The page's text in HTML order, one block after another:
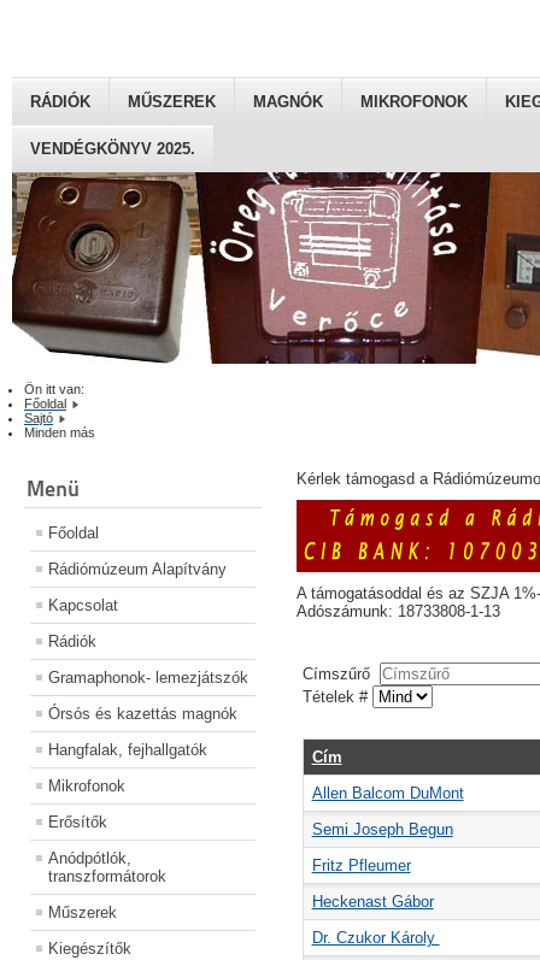
RÁDIÓK MŰSZEREK MAGNÓK MIKROFONOK
VENDÉGKÖNYV 2025.
Ön itt van:
Főoldal
Sajtó
Minden más
Menü
Főoldal
Rádiómúzeum Alapítvány
Kapcsolat
Rádiók
Gramaphonok- lemezjátszók
Órsós és kazettás magnók
Hangfalak, fejhallgatók
Mikrofonok
Erősítők
Anódpótlók,
transzformátorok
Műszerek
Kiegészítők
Kérlek támogasd a
A támogatásoddal és az SZJA
Adószámunk: 18733808-1-13
Címszűrő
Tételek #
Cím
Allen Balcom DuMont
Semi Joseph Begun
Fritz Pfleumer
Heckenast Gábor
Dr. Czukor Károly